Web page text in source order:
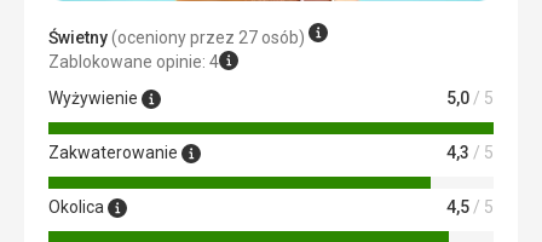
Świetny(oceniony przez 27 osób)
Zablokowane opinie: 4
Wyżywienie
5,0 / 5
Zakwaterowanie 4,3 / 5
Okolica 4,5 / 5